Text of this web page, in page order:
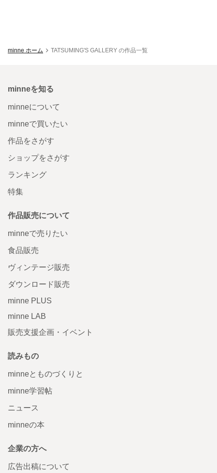
minne ホーム TATSUMING'S GALLERY の作品一覧
minneを知る
minneについて
minneで買いたい
作品をさがす
ショップをさがす
ランキング
特集
作品販売について
minneで売りたい
食品販売
ヴィンテージ販売
ダウンロード販売
minne PLUS
minne LAB
販売支援企画・イベント
読みもの
minneとものづくりと
minne学習帖
ニュース
minneの本
企業の方へ
広告出稿について